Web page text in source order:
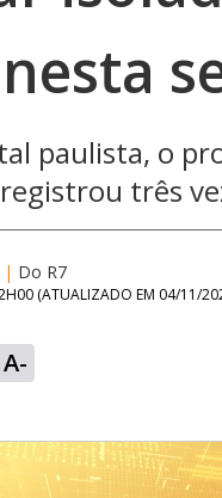
paulista, o
três
| Do R7
(ATUALIZADO EM 04/11/
A-